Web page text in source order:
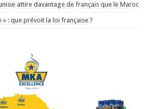
attire davantage de français que le Maroc
» : que prévoit la loi française ?